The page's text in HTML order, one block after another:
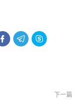
  
下一篇